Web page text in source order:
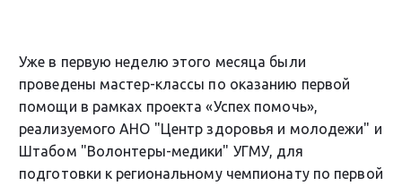
Уже в первую неделю этого месяца были
проведены мастер-классы по оказанию первой
помощи в рамках проекта «Успех помочь»,
реализуемого АНО "Центр здоровья и молодежи" и
Штабом "Волонтеры-медики" УГМУ, для
подготовки к региональному чемпионату по первой